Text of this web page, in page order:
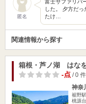
匿名
富士サファリパ
した。 夕方だ
たけ…
関連情報から探す
箱根・芦ノ湖 はな
-点/ 0 件
神奈
裾野
桃源